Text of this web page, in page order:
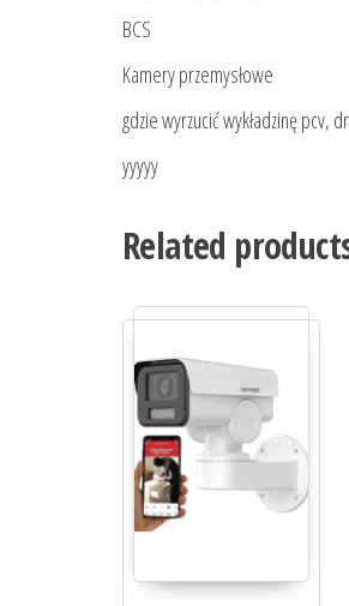
BCS
Kamery przemysłowe
gdzie wyrzucić wykładzinę pcv,
yyyyy
Related